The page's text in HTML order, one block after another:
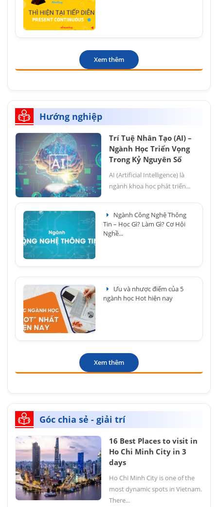
Xem thêm
Hướng nghiệp
Trí Tuệ Nhân Tạo (AI) –
Ngành Học Triển Vọng
Trong Kỷ Nguyên Số
AI (Artificial Intelligence) là
ngành khoa học phát triển...
Ngành Công Nghệ Thông
Tin – Học Gì? Làm Gì? Cơ Hội
Nghề...
Ưu và nhược điểm của 5
ngành học Hot hiện nay
Xem thêm
Góc chia sẻ - giải trí
16 Best Places to visit in
Ho Chi Minh City in 3
days
Ho Chi Minh City is one of the
most dynamic spots in Vietnam.
There...